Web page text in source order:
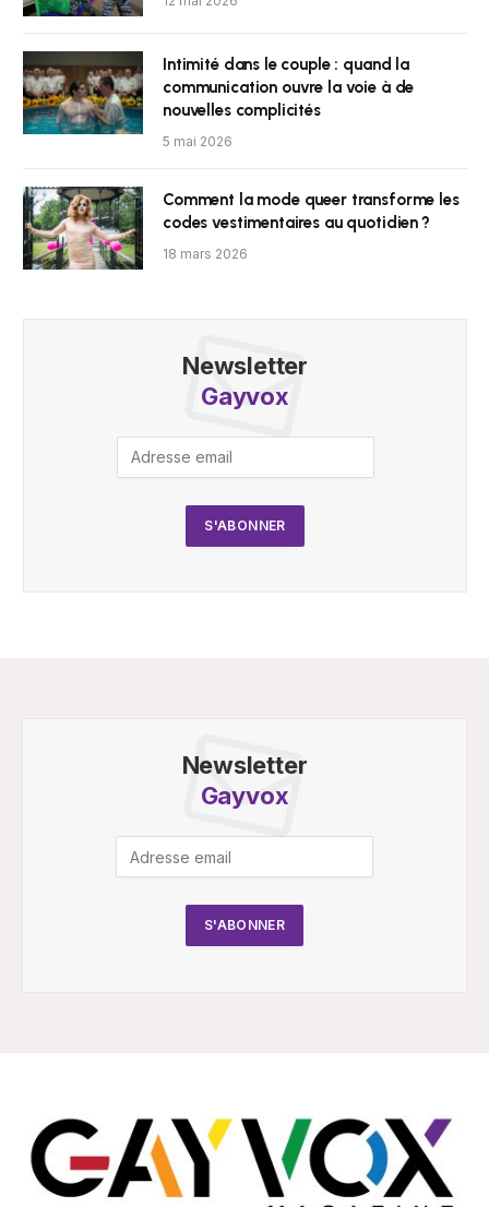
Intimité dans le couple : quand la
communication ouvre la voie à de
nouvelles complicités
5 mai 2026
Comment la mode queer transforme les
codes vestimentaires au quotidien ?
18 mars 2026
Newsletter
Gayvox
Newsletter
Gayvox